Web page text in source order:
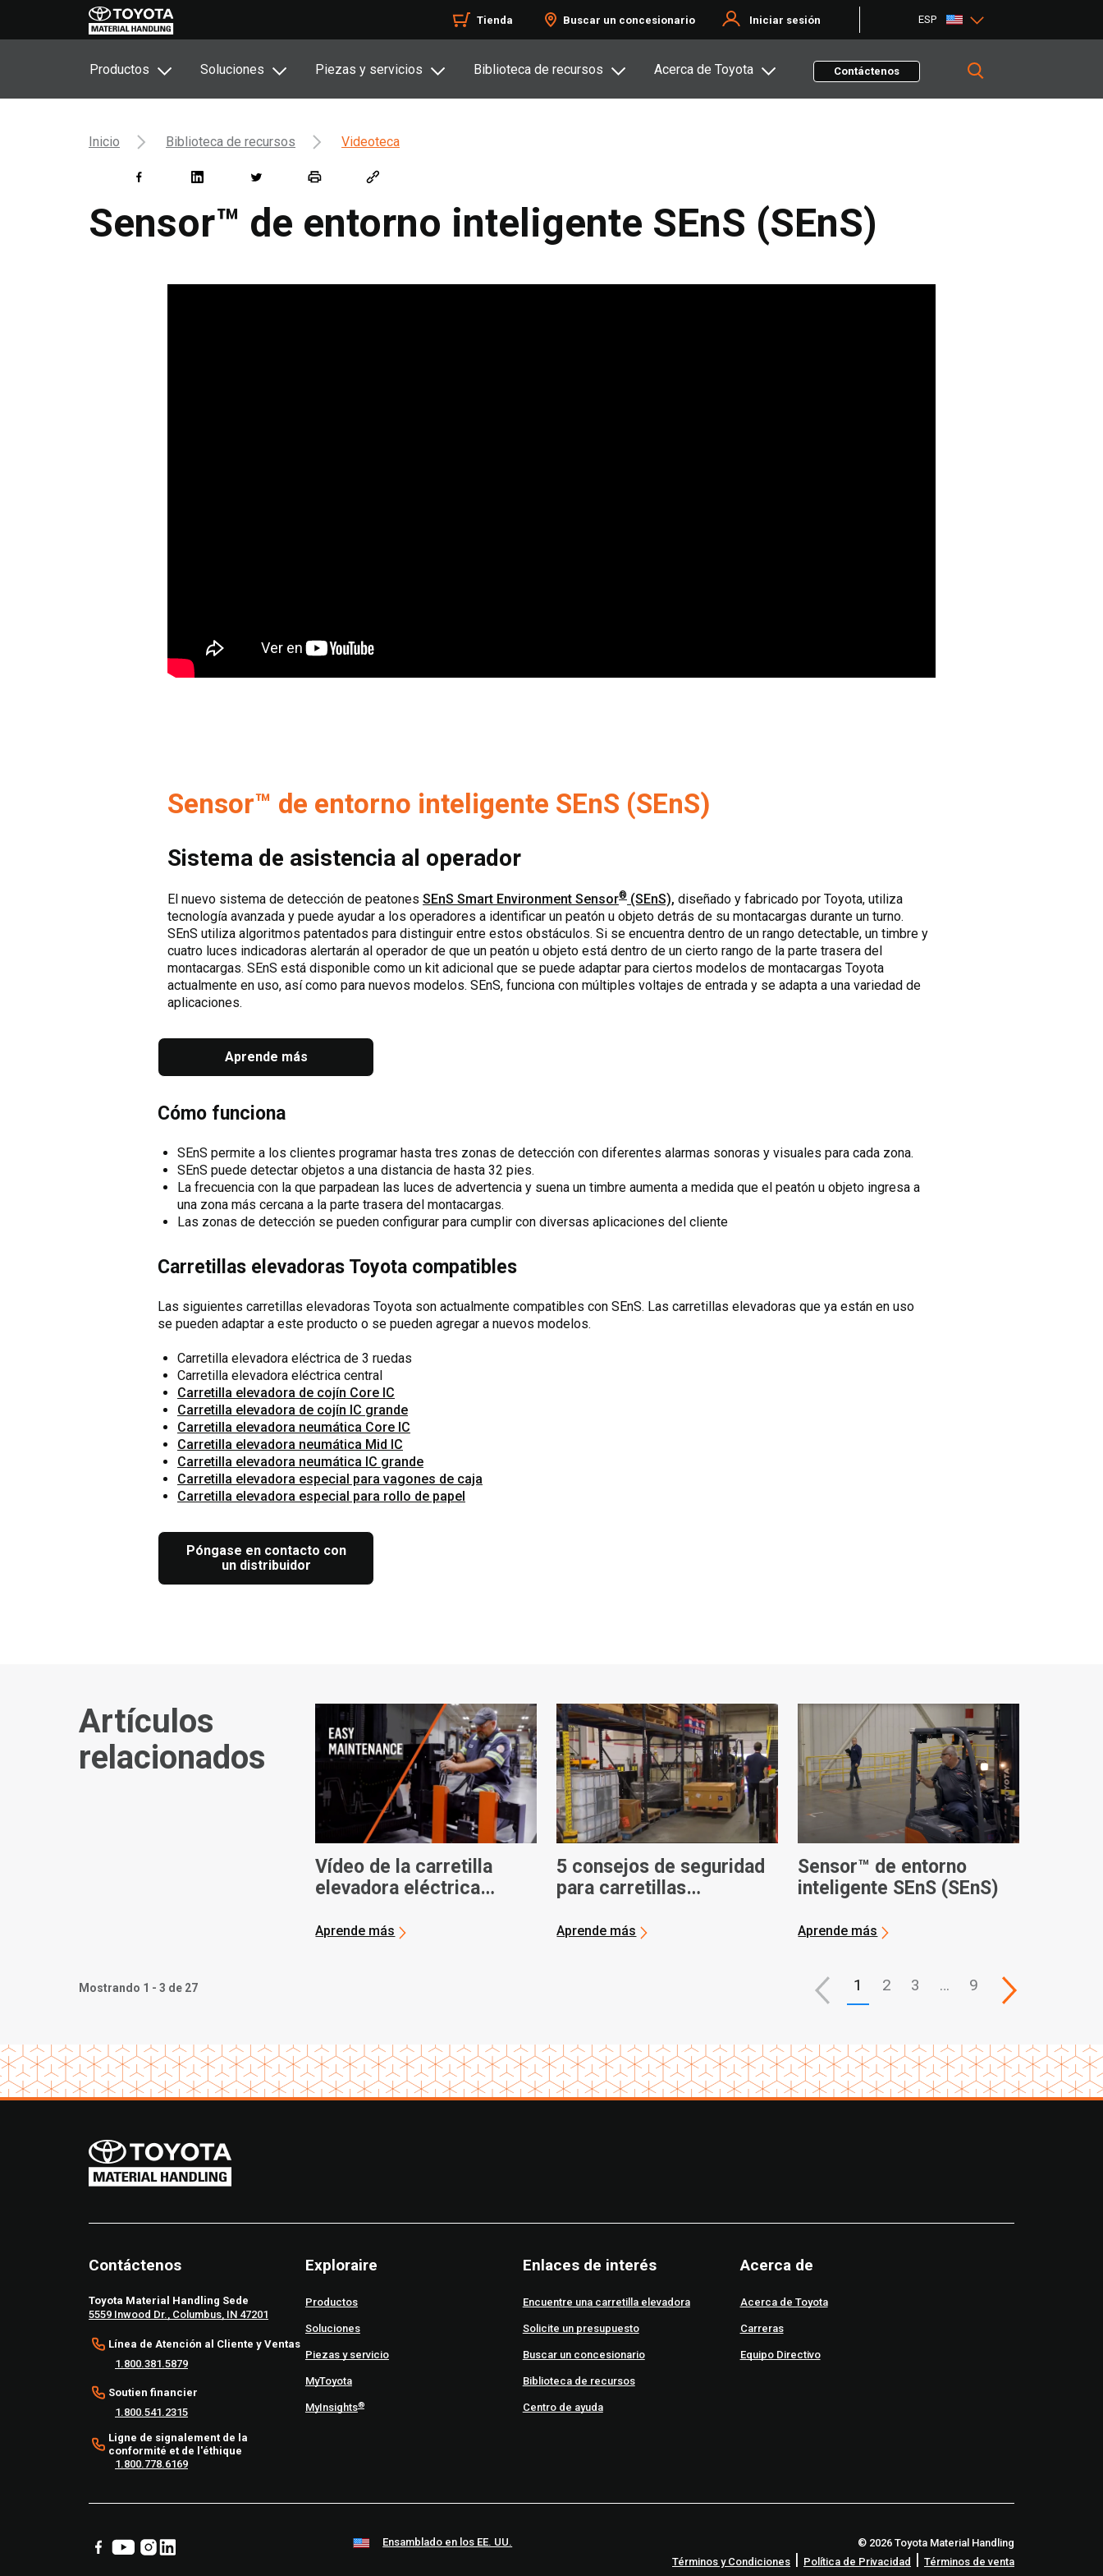
Tienda Buscar un concesionario Iniciar sesión ESP
Productos Soluciones Piezas y servicios Biblioteca de recursos Acerca de Toyota Contáctenos
Inicio Biblioteca de recursos Videoteca
Sensor™ de entorno inteligente SEnS (SEnS)
Sensor™ de entorno inteligente SEnS (SEnS)
Sistema de asistencia al operador
El nuevo sistema de detección de peatones SEnS Smart Environment Sensor® (SEnS), diseñado y fabricado por Toyota, utiliza
tecnología avanzada y puede ayudar a los operadores a identificar un peatón u objeto detrás de su montacargas durante un turno.
SEnS utiliza algoritmos patentados para distinguir entre estos obstáculos. Si se encuentra dentro de un rango detectable, un timbre y
cuatro luces indicadoras alertarán al operador de que un peatón u objeto está dentro de un cierto rango de la parte trasera del
montacargas. SEnS está disponible como un kit adicional que se puede adaptar para ciertos modelos de montacargas Toyota
actualmente en uso, así como para nuevos modelos. SEnS, funciona con múltiples voltajes de entrada y se adapta a una variedad de
aplicaciones.
Aprende más
Cómo funciona
SEnS permite a los clientes programar hasta tres zonas de detección con diferentes alarmas sonoras y visuales para cada zona.
SEnS puede detectar objetos a una distancia de hasta 32 pies.
La frecuencia con la que parpadean las luces de advertencia y suena un timbre aumenta a medida que el peatón u objeto ingresa a
una zona más cercana a la parte trasera del montacargas.
Las zonas de detección se pueden configurar para cumplir con diversas aplicaciones del cliente
Carretillas elevadoras Toyota compatibles
Las siguientes carretillas elevadoras Toyota son actualmente compatibles con SEnS. Las carretillas elevadoras que ya están en uso
se pueden adaptar a este producto o se pueden agregar a nuevos modelos.
Carretilla elevadora eléctrica de 3 ruedas
Carretilla elevadora eléctrica central
Carretilla elevadora de cojín Core IC
Carretilla elevadora de cojín IC grande
Carretilla elevadora neumática Core IC
Carretilla elevadora neumática Mid IC
Carretilla elevadora neumática IC grande
Carretilla elevadora especial para vagones de caja
Carretilla elevadora especial para rollo de papel
Póngase en contacto con
un distribuidor
Artículos
relacionados
Vídeo de la carretilla
elevadora eléctrica
Aprende más
5 consejos de seguridad
para carretillas
Aprende más
Sensor™ de entorno
inteligente SEnS (SEnS)
Aprende más
Mostrando 1 - 3 de 27 1 2 3 … 9
Contáctenos
Toyota Material Handling Sede
5559 Inwood Dr., Columbus, IN 47201
Línea de Atención al Cliente y Ventas
1.800.381.5879
Soutien financier
1.800.541.2315
Ligne de signalement de la
conformité et de l'éthique
1.800.778.6169
Exploraire
Productos
Soluciones
Piezas y servicio
MyToyota
MyInsights®
Enlaces de interés
Encuentre una carretilla elevadora
Solicite un presupuesto
Buscar un concesionario
Biblioteca de recursos
Centro de ayuda
Acerca de
Acerca de Toyota
Carreras
Equipo Directivo
Ensamblado en los EE. UU.
© 2026 Toyota Material Handling
Términos y Condiciones
Política de Privacidad
Términos de venta